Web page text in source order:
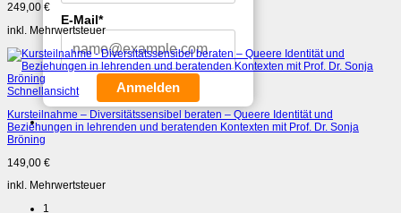
E-Mail*
Anmelden
249,00 €
inkl. Mehrwertsteuer
Schnellansicht
Kursteilnahme – Diversitätssensibel beraten – Queere Identität und
Beziehungen in lehrenden und beratenden Kontexten mit Prof. Dr. Sonja
Bröning
149,00 €
inkl. Mehrwertsteuer
1